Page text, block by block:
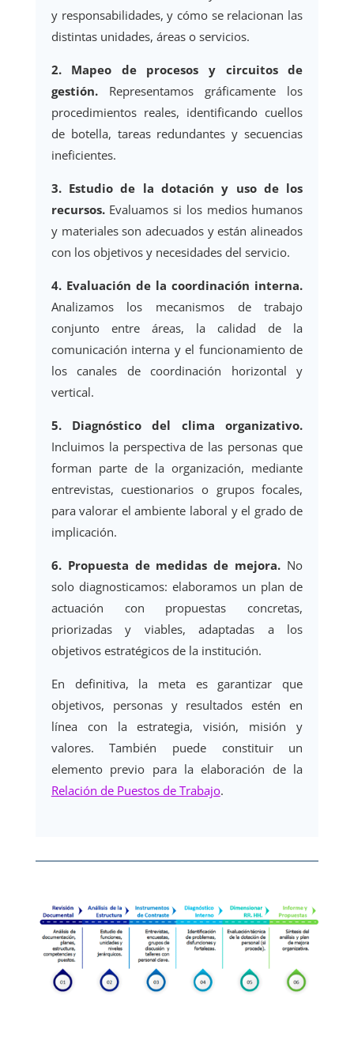
y responsabilidades, y cómo se relacionan las
distintas unidades, áreas o servicios.
2. Mapeo de procesos y circuitos de
gestión. Representamos gráficamente los
procedimientos reales, identificando cuellos
de botella, tareas redundantes y secuencias
ineficientes.
3. Estudio de la dotación y uso de los
recursos. Evaluamos si los medios humanos
y materiales son adecuados y están alineados
con los objetivos y necesidades del servicio.
4. Evaluación de la coordinación interna.
Analizamos los mecanismos de trabajo
conjunto entre áreas, la calidad de la
comunicación interna y el funcionamiento de
los canales de coordinación horizontal y
vertical.
5. Diagnóstico del clima organizativo.
Incluimos la perspectiva de las personas que
forman parte de la organización, mediante
entrevistas, cuestionarios o grupos focales,
para valorar el ambiente laboral y el grado de
implicación.
6. Propuesta de medidas de mejora. No
solo diagnosticamos: elaboramos un plan de
actuación con propuestas concretas,
priorizadas y viables, adaptadas a los
objetivos estratégicos de la institución.
En definitiva, la meta es garantizar que
objetivos, personas y resultados estén en
línea con la estrategia, visión, misión y
valores. También puede constituir un
elemento previo para la elaboración de la
Relación de Puestos de Trabajo.